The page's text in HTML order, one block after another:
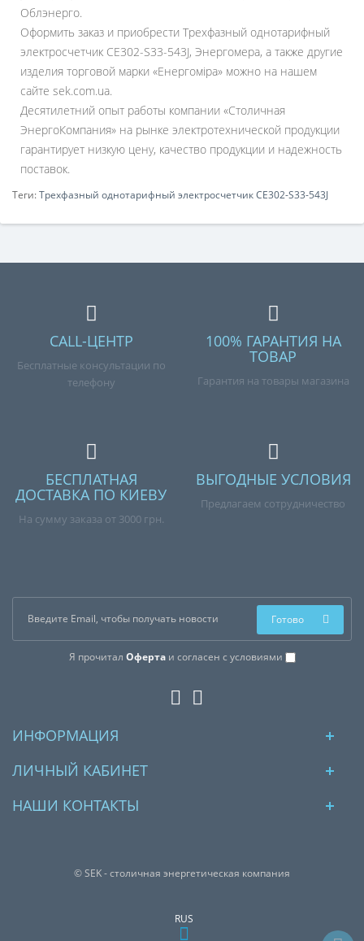
Облэнерго.
Оформить заказ и приобрести Трехфазный однотарифный
электросчетчик CE302-S33-543J, Энергомера, а также другие
изделия торговой марки «Енергоміра» можно на нашем
сайте sek.com.ua.
Десятилетний опыт работы компании «Столичная
ЭнергоКомпания» на рынке электротехнической продукции
гарантирует низкую цену, качество продукции и надежность
поставок.
Теги:Трехфазный однотарифный электросчетчик CE302-S33-543J
CALL-ЦЕНТР
Бесплатные консультации по
телефону
100% ГАРАНТИЯ НА
ТОВАР
Гарантия на товары магазина
БЕСПЛАТНАЯ
ДОСТАВКА ПО КИЕВУ
На сумму заказа от 3000 грн.
ВЫГОДНЫЕ УСЛОВИЯ
Предлагаем сотрудничество
Я прочитал Офертаи согласен с условиями
Готово
ИНФОРМАЦИЯ
ЛИЧНЫЙ КАБИНЕТ
НАШИ КОНТАКТЫ
© SEK - столичная энергетическая компания
RUS